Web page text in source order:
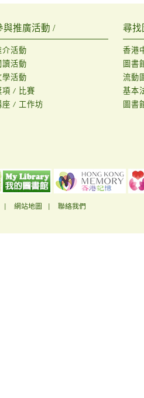
與推廣活動 /
介活動
讀活動
學活動
項 / 比賽
座 / 工作坊
尋找
香港
圖書
流動
基本
圖書
網站地圖 聯絡我們